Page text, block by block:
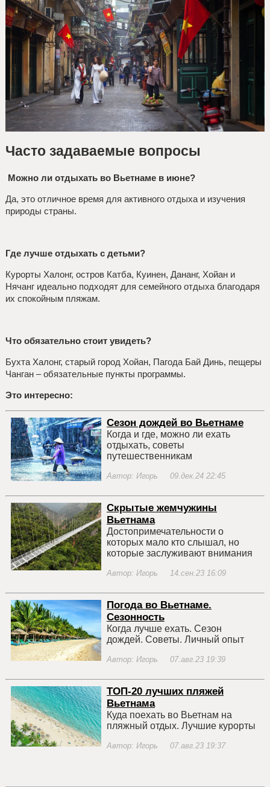
Часто задаваемые вопросы
Можно ли отдыхать во Вьетнаме в июне?
Да, это отличное время для активного отдыха и изучения
природы страны.
Где лучше отдыхать с детьми?
Курорты Халонг, остров Катба, Куинен, Дананг, Хойан и
Нячанг идеально подходят для семейного отдыха благодаря
их спокойным пляжам.
Что обязательно стоит увидеть?
Бухта Халонг, старый город Хойан, Пагода Бай Динь, пещеры
Чанган – обязательные пункты программы.
Это интересно:
Сезон дождей во Вьетнаме
Когда и где, можно ли ехать
отдыхать, советы
путешественникам
Автор: Игорь 09.дек.24 22:45
Скрытые жемчужины
Вьетнама
Достопримечательности о
которых мало кто слышал, но
которые заслуживают внимания
Автор: Игорь 14.сен.23 16:09
Погода во Вьетнаме.
Сезонность
Когда лучше ехать. Сезон
дождей. Советы. Личный опыт
Автор: Игорь 07.авг.23 19:39
ТОП-20 лучших пляжей
Вьетнама
Куда поехать во Вьетнам на
пляжный отдых. Лучшие курорты
Автор: Игорь 07.авг.23 19:37